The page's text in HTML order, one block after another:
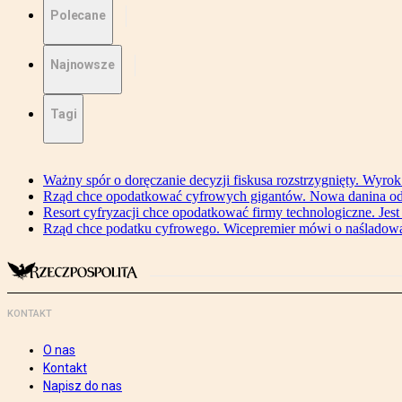
Polecane
Najnowsze
Tagi
Ważny spór o doręczanie decyzji fiskusa rozstrzygnięty.
Rząd chce opodatkować cyfrowych gigantów. Nowa danina
Resort cyfryzacji chce opodatkować firmy technologiczne.
Rząd chce podatku cyfrowego. Wicepremier mówi o
KONTAKT
O nas
Kontakt
Napisz do nas